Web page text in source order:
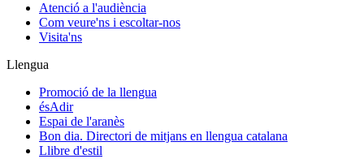
Atenció a l'audiència
Com veure'ns i escoltar-nos
Visita'ns
Llengua
Promoció de la llengua
ésAdir
Espai de l'aranès
Bon dia. Directori de mitjans en llengua catalana
Llibre d'estil